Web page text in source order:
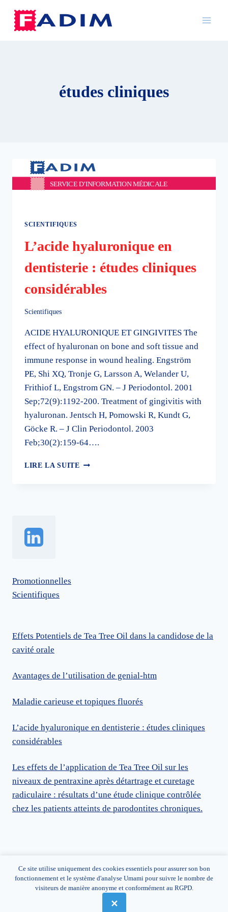
contenu
études cliniques
SCIENTIFIQUES
L’acide hyaluronique en
dentisterie : études cliniques
considérables
Scientifiques
ACIDE HYALURONIQUE ET GINGIVITES The
effect of hyaluronan on bone and soft tissue and
immune response in wound healing. Engström
PE, Shi XQ, Tronje G, Larsson A, Welander U,
Frithiof L, Engstrom GN. – J Periodontol. 2001
Sep;72(9):1192-200. Treatment of gingivitis with
hyaluronan. Jentsch H, Pomowski R, Kundt G,
Göcke R. – J Clin Periodontol. 2003
Feb;30(2):159-64….
LIRE LA SUITE L’ACIDE
Promotionnelles
Scientifiques
Effets Potentiels de Tea Tree Oil dans la candidose de la
cavité orale
Avantages de l’utilisation de genial-htm
Maladie carieuse et topiques fluorés
L’acide hyaluronique en dentisterie : études cliniques
considérables
Les effets de l’application de Tea Tree Oil sur les
niveaux de pentraxine après détartrage et curetage
radiculaire : résultats d’une étude clinique contrôlée
chez les patients atteints de parodontites chroniques.
© 1999-2026 FADIM Ltd - Tas Sellum Residence Apt.
333 - Dawret it-Tunnara - MLH4218 Mellieha - Malta -
ROC C 78662 - VAT MT24045604
Ce site utilise uniquement des cookies essentiels pour assurer son bon
fonctionnement et le système d'analyse Umami pour suivre le nombre de
visiteurs de manière anonyme et conformément au RGPD.
✕